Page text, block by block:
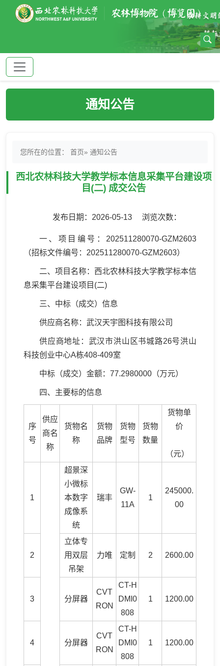
通知公告
您所在的位置： 首页» 通知公告
西北农林科技大学教学标本信息采集平台建设项
目(二) 成交公告
发布日期：2026-05-13 浏览次数：
一、项目编号：202511280070-GZM2603
（招标文件编号：202511280070-GZM2603）
二、项目名称：西北农林科技大学教学标本信
息采集平台建设项目(二)
三、中标（成交）信息
供应商名称：武汉天宇图科技有限公司
供应商地址：武汉市洪山区书城路26号洪山
科技创业中心A栋408-409室
中标（成交）金额：77.2980000（万元）
四、主要标的信息
序
号
供应
商名
称
货物名
称
货物
品牌
货物
型号
货物
数量
货物单
价
（元）
1
超景深
小微标
本数字
成像系
统
瑞丰
GW-
11A
1
245000.
00
2
立体专
用双层
吊架
力唯 定制 2 2600.00
3 分屏器
CVT
RON
CT-H
DMI0
808
1 1200.00
4 分屏器
CVT
RON
CT-H
DMI0
808
1 1200.00